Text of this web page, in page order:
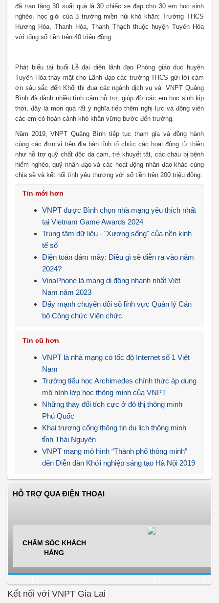
đã trao tặng 30 suất quà là 30 chiếc xe đạp cho 30 em học sinh
nghèo, học giỏi của 3 trường miền núi khó khăn: Trường THCS
Hương Hóa, Thanh Hóa, Thanh Thạch thuộc huyện Tuyên Hóa
với tổng số tiền trên 40 triệu đồng.
Phát biểu tại buổi Lễ đại diện lãnh đạo Phòng giáo dục huyện
Tuyên Hóa thay mặt cho Lãnh đạo các trường THCS gửi lời cám
ơn sâu sắc đến Khối thi đua các ngành dịch vụ và VNPT Quảng
Bình đã dành nhiều tình cảm hỗ trợ, giúp đỡ các em học sinh kịp
thời, đây là món quà rất ý nghĩa tiếp thêm nghị lực và động viên
các em có hoàn cảnh khó khăn vững bước đến trường.
Năm 2019, VNPT Quảng Bình tiếp tục tham gia và đồng hành
cùng các đơn vị trên địa bàn tỉnh tổ chức các hoạt động từ thiện
như hỗ trợ quỹ chất độc da cam, trẻ khuyết tật, các cháu bị bệnh
hiểm nghèo, quỹ nhân đạo và các hoạt động nhân đạo khác cùng
chia sẽ và kết nối tình yêu thương với số tiền trên 200 triệu đồng.
Tin mới hơn
VNPT được Bình chọn nhà mạng yêu thích nhất
tại Vietnam Game Awards 2024
Trung tâm dữ liệu - "Xương sống" của nền kinh
tế số
Điện toán đám mây: Điều gì sẽ diễn ra vào năm
2024?
VinaPhone là mạng di động nhanh nhất Việt
Nam năm 2023
Đẩy mạnh chuyển đổi số lĩnh vực Quản lý Cán
bộ Công chức Viên chức
Tin cũ hơn
VNPT là nhà mạng có tốc độ Internet số 1 Việt
Nam
Trường tiểu học Archimedes chính thức áp dụng
mô hình lớp học thông minh của VNPT
Những thay đổi tích cực ở đô thị thông minh
Phú Quốc
Khai trương cổng thông tin du lịch thông minh
tỉnh Thái Nguyên
VNPT mang mô hình “Thành phố thông minh”
đến Diễn đàn Khởi nghiệp sáng tạo Hà Nội 2019
HỖ TRỢ QUA ĐIỆN THOẠI
CHĂM SÓC KHÁCH
HÀNG
Kết nối với VNPT Gia Lai